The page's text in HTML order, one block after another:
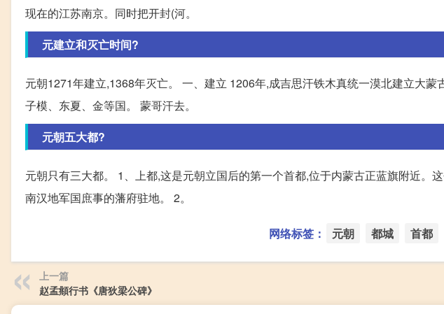
现在的江苏南京。同时把开封(河。
元建立和灭亡时间?
元朝1271年建立,1368年灭亡。 一、建立 1206年,成吉思汗铁木真统一漠北建立大
子模、东夏、金等国。 蒙哥汗去。
元朝五大都?
元朝只有三大都。 1、上都,这是元朝立国后的第一个首都,位于内蒙古正蓝旗附近。
南汉地军国庶事的藩府驻地。 2。
网络标签： 元朝 都城 首都
上一篇
赵孟頫行书《唐狄梁公碑》